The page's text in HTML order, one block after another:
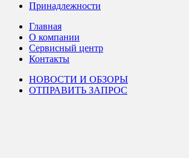
Принадлежности
Главная
О компании
Сервисный центр
Контакты
НОВОСТИ И ОБЗОРЫ
ОТПРАВИТЬ ЗАПРОС